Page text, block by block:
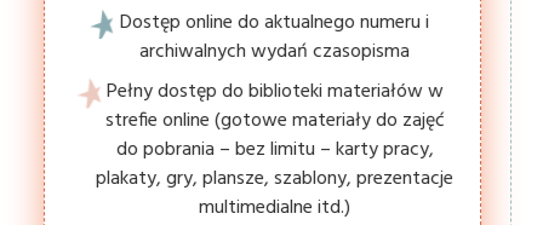
Dostęp online do aktualnego numeru i
archiwalnych wydań czasopisma
Pełny dostęp do biblioteki materiałów w
strefie online (gotowe materiały do zajęć
do pobrania – bez limitu – karty pracy,
plakaty, gry, plansze, szablony, prezentacje
multimedialne itd.)